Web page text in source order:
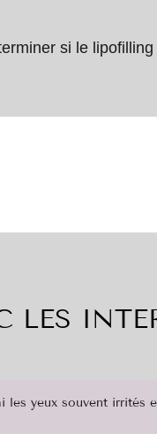
si le lipofilling
LES
les yeux souvent irrités